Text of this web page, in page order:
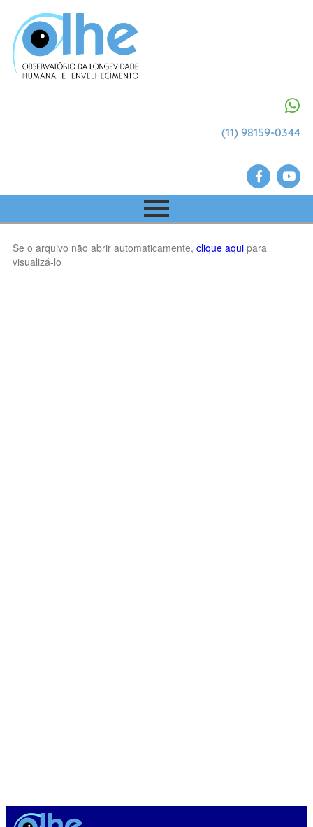
(11) 98159-0344
Se o arquivo não abrir automaticamente, clique aqui para
visualizá-lo